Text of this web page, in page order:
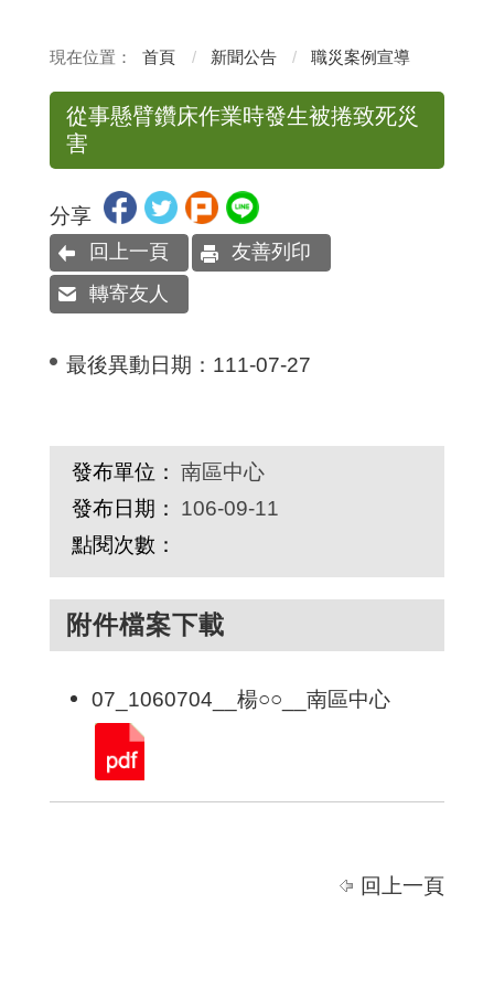
首頁 新聞公告 職災案例宣導
從事懸臂鑽床作業時發生被捲致死災
害
分享
回上一頁
友善列印
轉寄友人
最後異動日期： 111-07-27
發布單位： 南區中心
發布日期：
106-09-11
點閱次數：
附件檔案下載
07_1060704__楊○○__南區中心
回上一頁